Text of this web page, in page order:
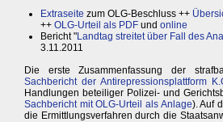
Extraseite zum OLG-Beschluss ++
++ OLG-Urteil als PDF und online
Bericht "Landtag streitet über Fall des
3.11.2011
Die erste Zusammenfassung der
Sachbericht der Antirepressionsplattform
Handlungen beteiliger Polizei- und
Sachbericht mit OLG-Urteil als Anlage). Auf
die Ermittlungsverfahren durch die